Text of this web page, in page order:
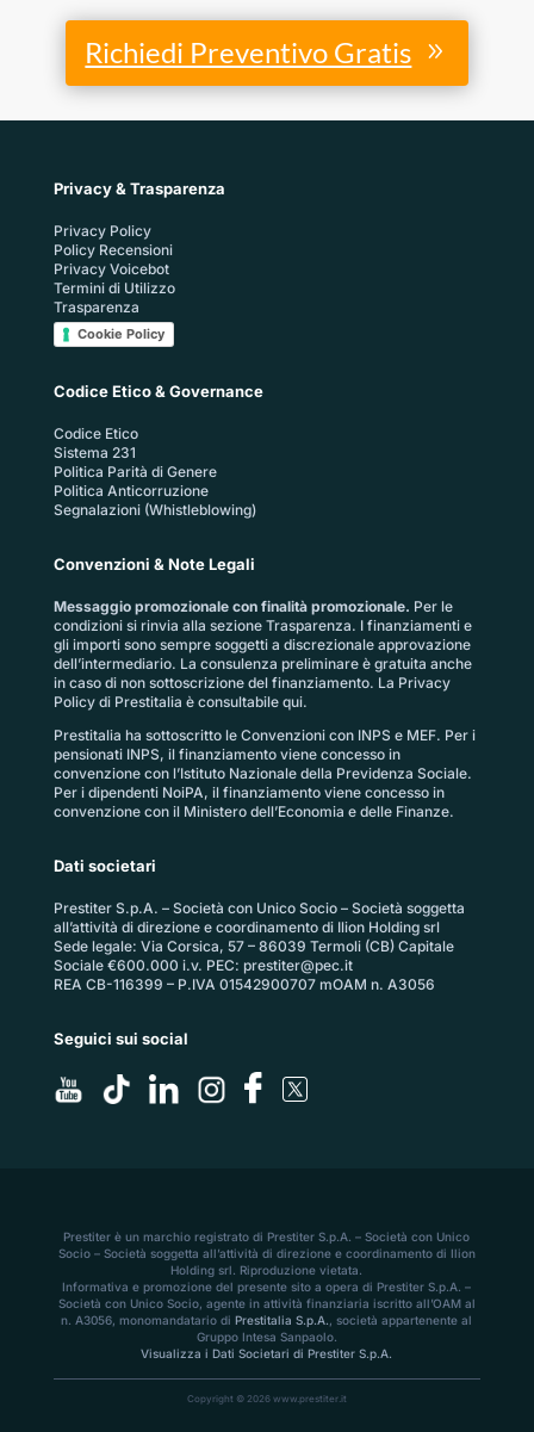
Richiedi Preventivo Gratis
Privacy & Trasparenza
Privacy Policy
Policy Recensioni
Privacy Voicebot
Termini di Utilizzo
Trasparenza
Cookie Policy
Codice Etico & Governance
Codice Etico
Sistema 231
Politica Parità di Genere
Politica Anticorruzione
Segnalazioni (Whistleblowing)
Convenzioni & Note Legali
Messaggio promozionale con finalità promozionale. Per le
condizioni si rinvia alla sezione Trasparenza. I finanziamenti e
gli importi sono sempre soggetti a discrezionale approvazione
dell’intermediario. La consulenza preliminare è gratuita anche
in caso di non sottoscrizione del finanziamento. La Privacy
Policy di Prestitalia è consultabile qui.
Prestitalia ha sottoscritto le Convenzioni con INPS e MEF. Per i
pensionati INPS, il finanziamento viene concesso in
convenzione con l’Istituto Nazionale della Previdenza Sociale.
Per i dipendenti NoiPA, il finanziamento viene concesso in
convenzione con il Ministero dell’Economia e delle Finanze.
Dati societari
Prestiter S.p.A. – Società con Unico Socio – Società soggetta
all’attività di direzione e coordinamento di Ilion Holding srl
Sede legale: Via Corsica, 57 – 86039 Termoli (CB) Capitale
Sociale €600.000 i.v. PEC: prestiter@pec.it
REA CB-116399 – P.IVA 01542900707 mOAM n. A3056
Seguici sui social
Prestiter è un marchio registrato di Prestiter S.p.A. – Società con Unico
Socio – Società soggetta all’attività di direzione e coordinamento di Ilion
Holding srl. Riproduzione vietata.
Informativa e promozione del presente sito a opera di Prestiter S.p.A. –
Società con Unico Socio, agente in attività finanziaria iscritto all’OAM al
n. A3056, monomandatario diPrestitalia S.p.A., società appartenente al
Gruppo Intesa Sanpaolo.
Visualizza i Dati Societari di Prestiter S.p.A.
Copyright © 2026 www.prestiter.it